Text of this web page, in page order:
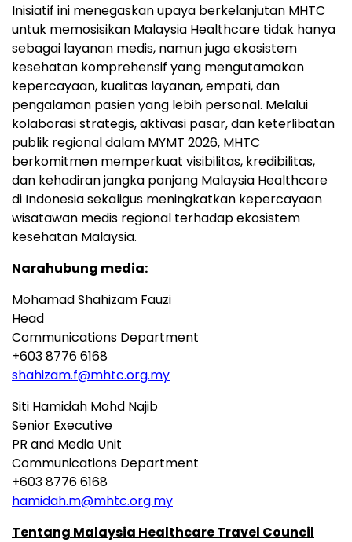
Inisiatif ini menegaskan upaya berkelanjutan MHTC
untuk memosisikan Malaysia Healthcare tidak hanya
sebagai layanan medis, namun juga ekosistem
kesehatan komprehensif yang mengutamakan
kepercayaan, kualitas layanan, empati, dan
pengalaman pasien yang lebih personal. Melalui
kolaborasi strategis, aktivasi pasar, dan keterlibatan
publik regional dalam MYMT 2026, MHTC
berkomitmen memperkuat visibilitas, kredibilitas,
dan kehadiran jangka panjang Malaysia Healthcare
di Indonesia sekaligus meningkatkan kepercayaan
wisatawan medis regional terhadap ekosistem
kesehatan Malaysia.
Narahubung media:
Mohamad Shahizam Fauzi
Head
Communications Department
+603 8776 6168
shahizam.f@mhtc.org.my
Siti Hamidah Mohd Najib
Senior Executive
PR and Media Unit
Communications Department
+603 8776 6168
hamidah.m@mhtc.org.my
Tentang Malaysia Healthcare Travel Council